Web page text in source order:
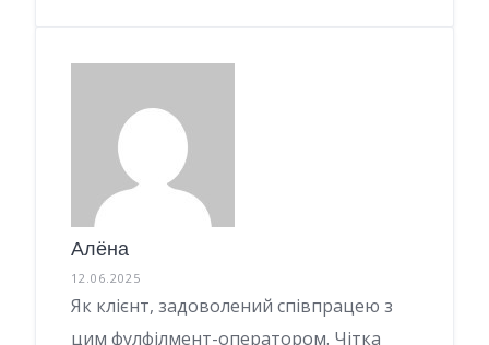
Алёна
12.06.2025
Як клієнт, задоволений співпрацею з
цим фулфілмент-оператором. Чітка